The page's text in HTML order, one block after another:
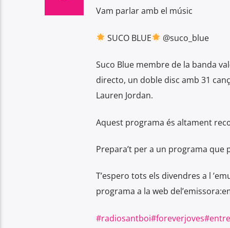
Vam parlar amb el músic
SUCO BLUE @suco_blue
Suco Blue membre de la banda
directo, un doble disc amb 31
Lauren Jordan.
Aquest programa és altament
Prepara’t per a un programa que
T’espero tots els divendres a l
programa a la web
#radiosantboi#foreverjoves